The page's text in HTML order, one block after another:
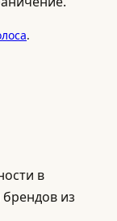
.
в
из